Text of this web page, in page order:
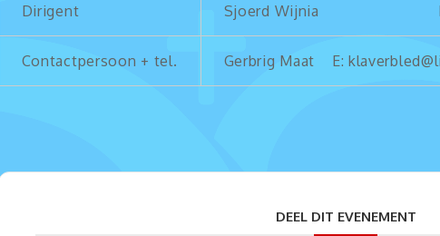
Dirigent Sjoerd Wijnia E:
Contactpersoon + tel. Gerbrig Maat E:
DEEL DIT EVENEMENT